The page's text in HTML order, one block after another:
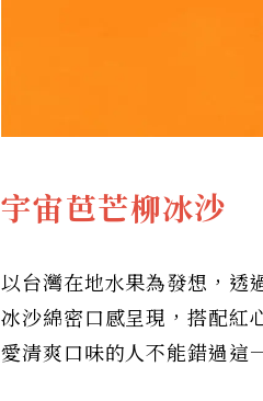
宇宙芭芒柳冰沙
以台灣在地水果為發想，透
冰沙綿密口感呈現，搭配紅
愛清爽口味的人不能錯過這